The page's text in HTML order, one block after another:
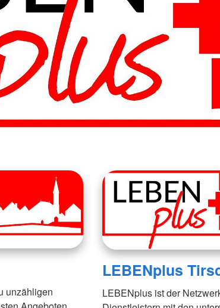
unzähligen
LEBENplus
LEBENplus ist der